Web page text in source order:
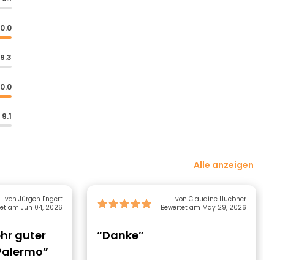
9.3
9.1
Alle anzeigen
von Jürgen Engert
am Jun 04, 2026
guter
von Claudine Huebner
Bewertet am May 29, 2026
“Danke”